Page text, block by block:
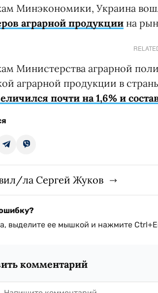
Минэкономики, Украина
аграрной продукции на
Министерства аграрной
аграрной продукции в
почти на 1,6% и
ла Сергей Жуков
выделите ее мышкой и нажмите
комментарий